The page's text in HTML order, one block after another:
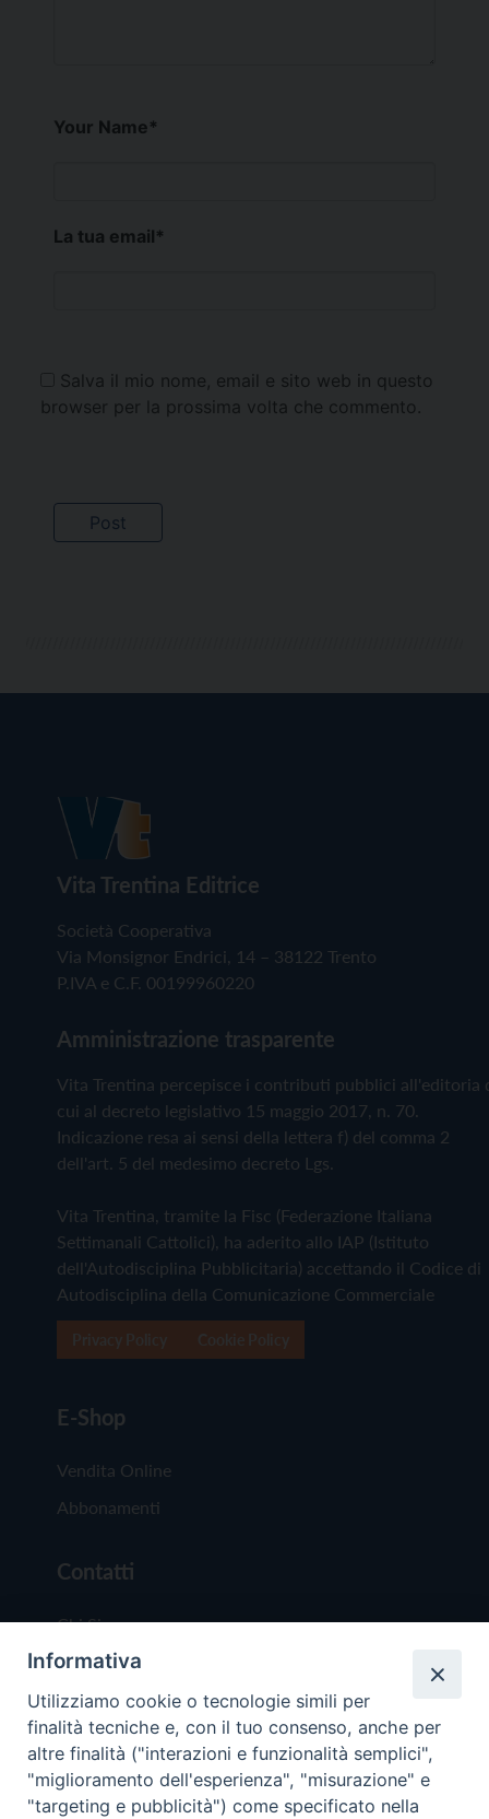
Your Name*
La tua email*
Salva il mio nome, email e sito web in questo
browser per la prossima volta che commento.
Vita Trentina Editrice
Società Cooperativa
Via Monsignor Endrici, 14 – 38122 Trento
P.IVA e C.F. 00199960220
Amministrazione trasparente
Vita Trentina percepisce i contributi pubblici all'editoria
cui al decreto legislativo 15 maggio 2017, n. 70.
Indicazione resa ai sensi della lettera f) del comma 2
dell'art. 5 del medesimo decreto Lgs.
Vita Trentina, tramite la Fisc (Federazione Italiana
Settimanali Cattolici), ha aderito allo IAP (Istituto
dell'Autodisciplina Pubblicitaria) accettando il Codice di
Autodisciplina della Comunicazione Commerciale
E-Shop
Vendita Online
Abbonamenti
Contatti
Chi Siamo
Redazione
Scrivici
Informativa
Utilizziamo cookie o tecnologie simili per
finalità tecniche e, con il tuo consenso, anche per
altre finalità ("interazioni e funzionalità semplici",
"miglioramento dell'esperienza", "misurazione" e
"targeting e pubblicità") come specificato nella